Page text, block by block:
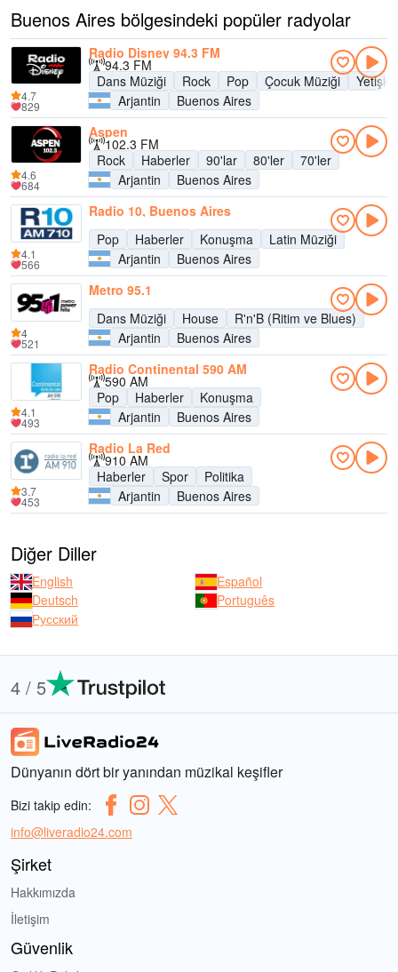
Buenos Aires bölgesindeki popüler radyolar
Radio Disney 94.3 FM
94.3 FM
Dans Müziği
Rock Pop Çocuk Müziği
Arjantin
Buenos Aires
4.7
829
Aspen
102.3 FM
Rock
Haberler 90'lar 80'ler
70'ler
Arjantin
Buenos Aires
4.6
684
Radio 10, Buenos Aires
Pop
Haberler Konuşma
Latin Müziği
Arjantin
Buenos Aires
4.1
566
Metro 95.1
Dans Müziği
House
R'n'B (Ritim ve Blues)
Arjantin
Buenos Aires
4
521
Radio Continental 590 AM
590 AM
Pop
Haberler
Konuşma
Arjantin
Buenos Aires
4.1
493
Radio La Red
910 AM
Haberler
Spor
Politika
Arjantin
Buenos Aires
3.7
453
Diğer Diller
English
Español
Deutsch
Português
Русский
4 / 5
Dünyanın dört bir yanından müzikal keşifler
Bizi takip edin:
info@liveradio24.com
Şirket
Hakkımızda
İletişim
Güvenlik